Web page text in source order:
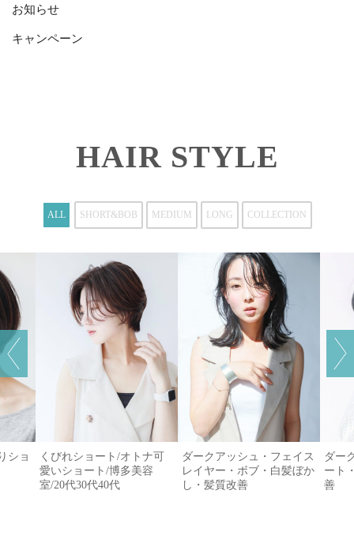
お知らせ
キャンペーン
HAIR STYLE
ALL SHORT&BOB MEDIUM LONG COLLECTION
ショ
くびれショート/オトナ可
愛いショート/博多美容
室/20代30代40代
ダークアッシュ・フェイス
レイヤー・ボブ・白髪ぼか
し・髪質改善
ダー
ート
善